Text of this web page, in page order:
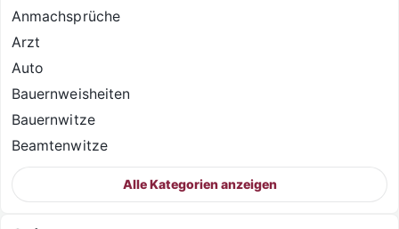
Anmachsprüche
Arzt
Auto
Bauernweisheiten
Bauernwitze
Beamtenwitze
Alle Kategorien anzeigen